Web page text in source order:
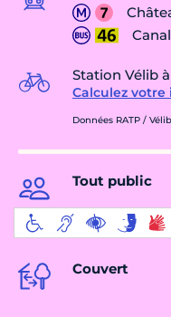
Station Vélib
Calculez votre
Données RATP / Vélib
Tout public
Couvert